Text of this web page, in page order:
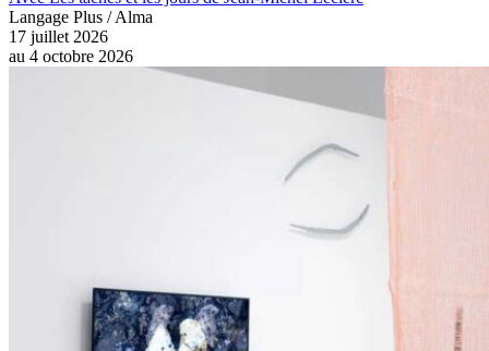
Langage Plus / Alma
17 juillet 2026
au 4 octobre 2026